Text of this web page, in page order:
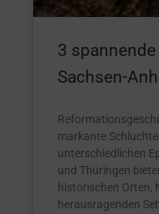
3
Sachsen-
markante
unterschiedlichen
und Thüringen
historischen Orten,
herausragenden